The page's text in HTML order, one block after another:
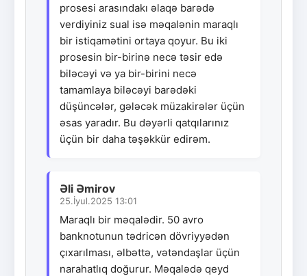
prosesi arasındakı əlaqə barədə
verdiyiniz sual isə məqalənin maraqlı
bir istiqamətini ortaya qoyur. Bu iki
prosesin bir-birinə necə təsir edə
biləcəyi və ya bir-birini necə
tamamlaya biləcəyi barədəki
düşüncələr, gələcək müzakirələr üçün
əsas yaradır. Bu dəyərli qatqılarınız
üçün bir daha təşəkkür edirəm.
Əli Əmirov
25.İyul.2025 13:01
Maraqlı bir məqalədir. 50 avro
banknotunun tədricən dövriyyədən
çıxarılması, əlbəttə, vətəndaşlar üçün
narahatlıq doğurur. Məqalədə qeyd